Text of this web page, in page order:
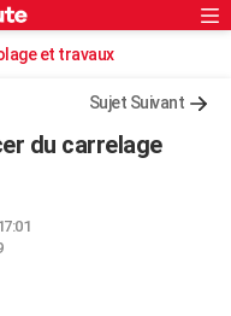
Rechercher
et travaux
Sujet Suivant
du carrelage